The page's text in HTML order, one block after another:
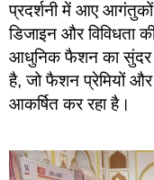
प्रदर्शनी में आए आगंतुकों
डिजाइन और विविधता
आधुनिक फैशन का सुंदर
है, जो फैशन प्रेमियों और
आकर्षित कर रहा है।